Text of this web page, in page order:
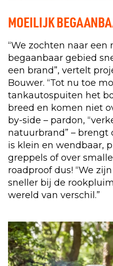
MOEILIJK
“We zochten naar
begaanbaar gebied
een brand”, vertelt
Bouwer. “Tot nu toe
tankautospuiten het
breed en komen niet
by-side – pardon,
natuurbrand” – brengt
is klein en wendbaar,
greppels of over
roadproof dus! “We
sneller bij de
wereld van verschil.”